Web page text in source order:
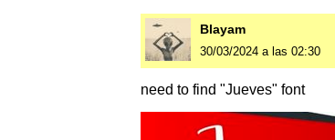
Blayam
30/03/2024 a las 02:30
need to find "Jueves" font